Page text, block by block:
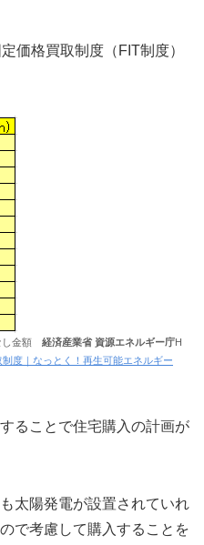
価格買取制度（FIT制度）
し金額 経済産業省 資源エネルギー庁H
度｜なっとく！再生可能エネルギー
ることで住宅購入の計画が
太陽発電が設置されていれ
で考慮して購入することを